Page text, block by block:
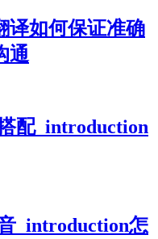
译如何保证准确
通
配_introduction
_introduction怎